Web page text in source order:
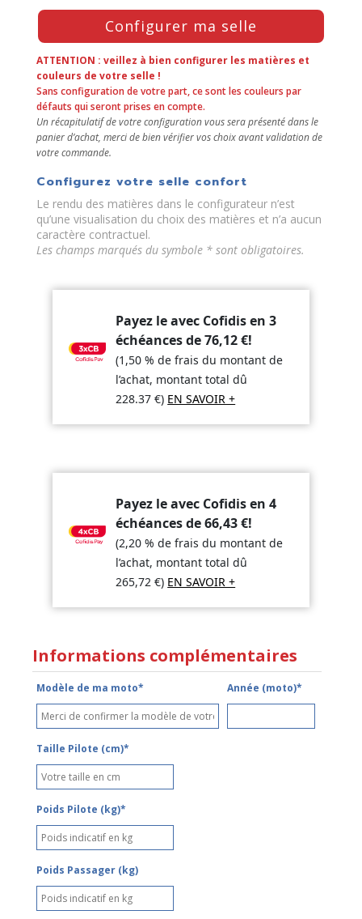
Press
the
Configure
button
to
enter
the
product
configurator
(next
element)
Configurer ma selle
ATTENTION : veillez à bien configurer les matières et
couleurs de votre selle !
Sans configuration de votre part, ce sont les couleurs par
défauts qui seront prises en compte.
Un récapitulatif de votre configuration vous sera présenté dans le
panier d’achat, merci de bien vérifier vos choix avant validation de
votre commande.
Configurez votre selle confort
Le rendu des matières dans le configurateur n’est
qu’une visualisation du choix des matières et n’a aucun
caractère contractuel.
Les champs marqués du symbole * sont obligatoires.
Payez le avec Cofidis en 3
échéances de76,12€!
(1,50 % de frais du montant de
l’achat, montant total dû
228.37€) EN SAVOIR +
Payez le avec Cofidis en 4
échéances de66,43€!
(2,20 % de frais du montant de
l’achat, montant total dû
265,72€) EN SAVOIR +
Informations complémentaires
Modèle de ma moto* Année (moto)*
Taille Pilote (cm)*
Poids Pilote (kg)*
Poids Passager (kg)